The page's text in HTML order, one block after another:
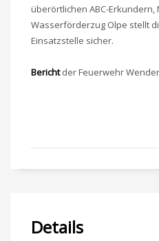
überörtlichen ABC-
Wasserförderzug Olpe stellt
Einsatzstelle sicher.
Berichtder Feuerwehr
Details